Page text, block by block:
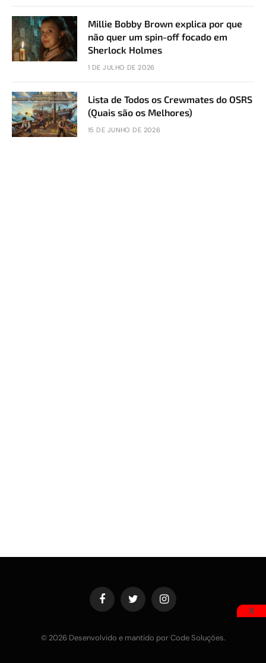
Millie Bobby Brown explica por que
não quer um spin-off focado em
Sherlock Holmes
1 DE JULHO DE 2026
Lista de Todos os Crewmates do OSRS
(Quais são os Melhores)
15 DE JUNHO DE 2026
FacebookTwitter Instagram
© 2026 Desenvolvido e mantido por Code Soluções.
X